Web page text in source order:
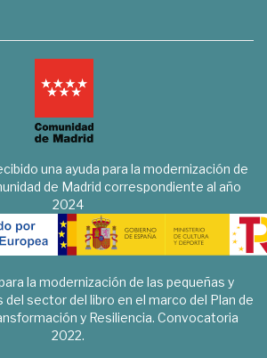
una ayuda para la modernización de
de Madrid correspondiente al año
2024
la modernización de las pequeñas y
sector del libro en el marco del Plan de
y Resiliencia. Convocatoria
2022.